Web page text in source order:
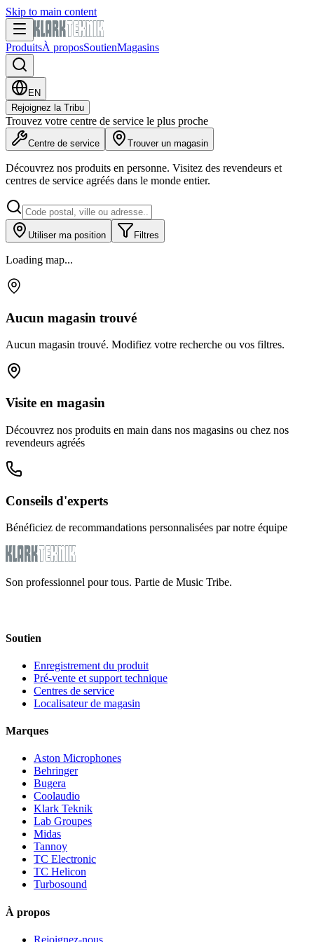
Skip to main content
ProduitsÀ proposSoutienMagasins
EN
Rejoignez la Tribu
Trouvez votre centre de service le plus proche
Centre de service Trouver un magasin
Découvrez nos produits en personne. Visitez des revendeurs et
centres de service agréés dans le monde entier.
Utiliser ma position Filtres
Loading map...
Aucun magasin trouvé
Aucun magasin trouvé. Modifiez votre recherche ou vos filtres.
Visite en magasin
Découvrez nos produits en main dans nos magasins ou chez nos
revendeurs agréés
Conseils d'experts
Bénéficiez de recommandations personnalisées par notre équipe
Son professionnel pour tous. Partie de Music Tribe.
Soutien
Enregistrement du produit
Pré-vente et support technique
Centres de service
Localisateur de magasin
Marques
Aston Microphones
Behringer
Bugera
Coolaudio
Klark Teknik
Lab Groupes
Midas
Tannoy
TC Electronic
TC Helicon
Turbosound
À propos
Rejoignez-nous